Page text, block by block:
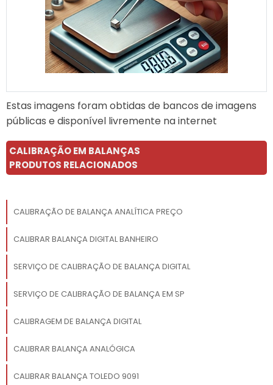
Estas imagens foram obtidas de bancos de imagens
públicas e disponível livremente na internet
CALIBRAÇÃO EM BALANÇAS
PRODUTOS RELACIONADOS
CALIBRAÇÃO DE BALANÇA ANALÍTICA PREÇO
CALIBRAR BALANÇA DIGITAL BANHEIRO
SERVIÇO DE CALIBRAÇÃO DE BALANÇA DIGITAL
SERVIÇO DE CALIBRAÇÃO DE BALANÇA EM SP
CALIBRAGEM DE BALANÇA DIGITAL
CALIBRAR BALANÇA ANALÓGICA
CALIBRAR BALANÇA TOLEDO 9091